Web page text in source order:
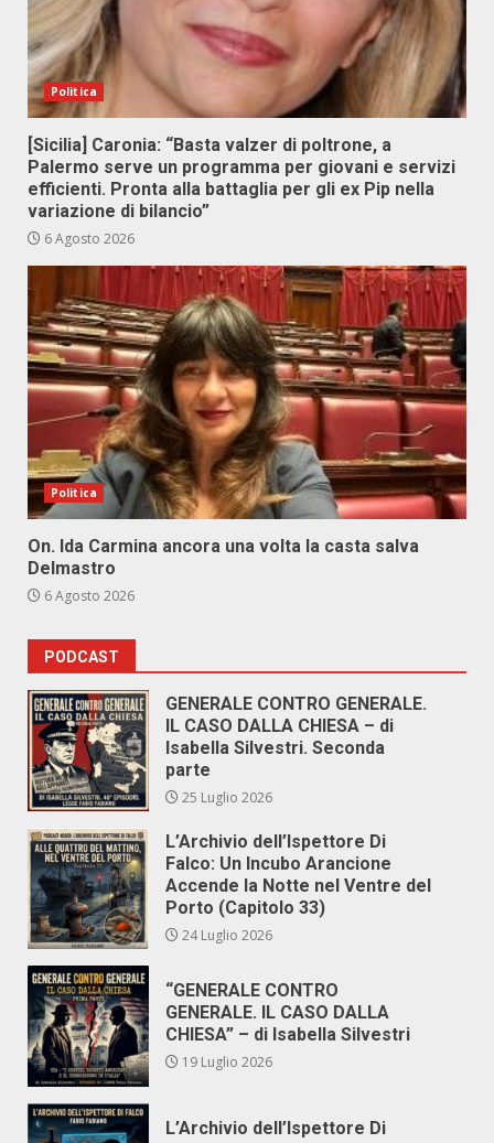
Politica
[Sicilia] Caronia: “Basta valzer di poltrone, a
Palermo serve un programma per giovani e servizi
efficienti. Pronta alla battaglia per gli ex Pip nella
variazione di bilancio”
6 Agosto 2026
Politica
On. Ida Carmina ancora una volta la casta salva
Delmastro
6 Agosto 2026
PODCAST
GENERALE CONTRO GENERALE.
IL CASO DALLA CHIESA – di
Isabella Silvestri. Seconda
parte
25 Luglio 2026
L’Archivio dell’Ispettore Di
Falco: Un Incubo Arancione
Accende la Notte nel Ventre del
Porto (Capitolo 33)
24 Luglio 2026
“GENERALE CONTRO
GENERALE. IL CASO DALLA
CHIESA” – di Isabella Silvestri
19 Luglio 2026
L’Archivio dell’Ispettore Di